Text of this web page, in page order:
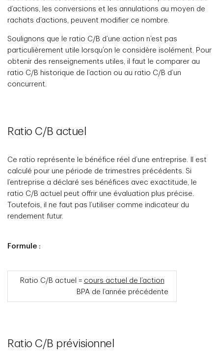
d’actions, les conversions et les annulations au moyen de
rachats d’actions, peuvent modifier ce nombre.
Soulignons que le ratio C/B d’une action n’est pas
particulièrement utile lorsqu’on le considère isolément. Pour
obtenir des renseignements utiles, il faut le comparer au
ratio C/B historique de l’action ou au ratio C/B d’un
concurrent.
Ratio C/B actuel
Ce ratio représente le bénéfice réel d’une entreprise. Il est
calculé pour une période de trimestres précédents. Si
l’entreprise a déclaré ses bénéfices avec exactitude, le
ratio C/B actuel peut offrir une évaluation plus précise.
Toutefois, il ne faut pas l’utiliser comme indicateur du
rendement futur.
Formule :
Ratio C/B actuel = cours actuel de l’action
BPA de l’année précédente
Ratio C/B prévisionnel